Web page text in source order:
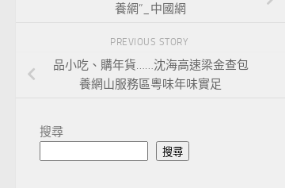
養網”_中國網
PREVIOUS STORY
品小吃、購年貨……沈海高速梁金查包
養網山服務區粵味年味實足
搜尋
搜尋